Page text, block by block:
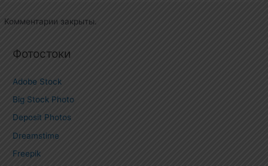
Комментарии закрыты.
Фотостоки
Adobe Stock
Big Stock Photo
Deposit Photos
Dreamstime
Freepik